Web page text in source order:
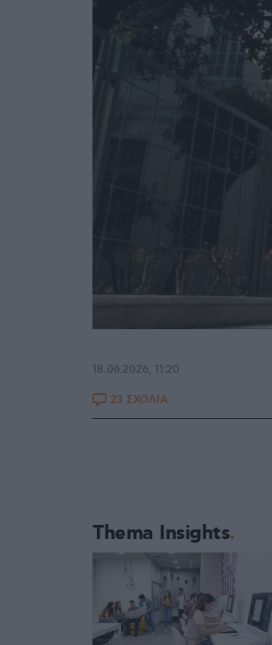
18.06.2026, 11:20
23 ΣΧΟΛΙΑ
Thema Insights